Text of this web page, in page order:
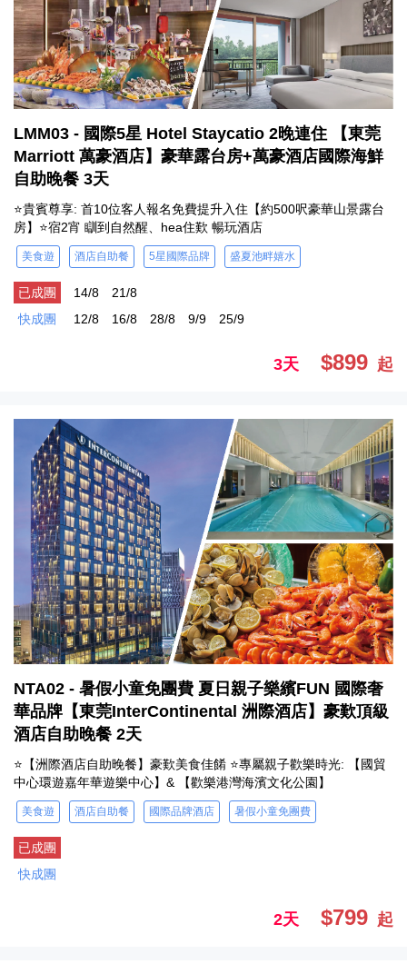
LMM03 - 國際5星 Hotel Staycatio 2晚連住 【東莞
Marriott 萬豪酒店】豪華露台房+萬豪酒店國際海鮮
自助晚餐 3天
⭐貴賓尊享: 首10位客人報名免費提升入住【約500呎豪華山景露台
房】⭐宿2宵 瞓到自然醒、hea住歎 暢玩酒店
美食遊 酒店自助餐 5星國際品牌 盛夏池畔嬉水
已成團 14/8
21/8
快成團
12/8 16/8 28/8 9/9 25/9
3天 $899 起
NTA02 - 暑假小童免團費 夏日親子樂繽FUN 國際奢
華品牌【東莞InterContinental 洲際酒店】豪歎頂級
酒店自助晚餐 2天
⭐【洲際酒店自助晚餐】豪歎美食佳餚 ⭐專屬親子歡樂時光: 【國貿
中心環遊嘉年華遊樂中心】& 【歡樂港灣海濱文化公園】
美食遊 酒店自助餐 國際品牌酒店 暑假小童免團費
已成團
快成團
2天 $799 起